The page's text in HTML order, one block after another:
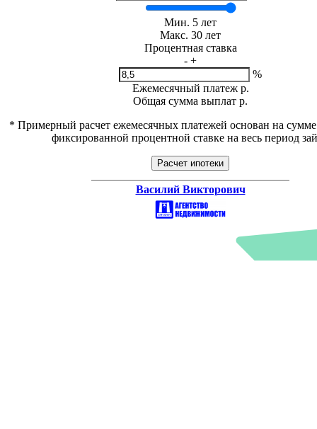
Мин. 5 лет
Макс. 30 лет
Процентная ставка
- +
%
Ежемесячный платеж р.
Общая сумма выплат р.
* Примерный расчет ежемесячных платежей основан на сумме
фиксированной процентной ставке на весь период
Расчет ипотеки
Василий Викторович